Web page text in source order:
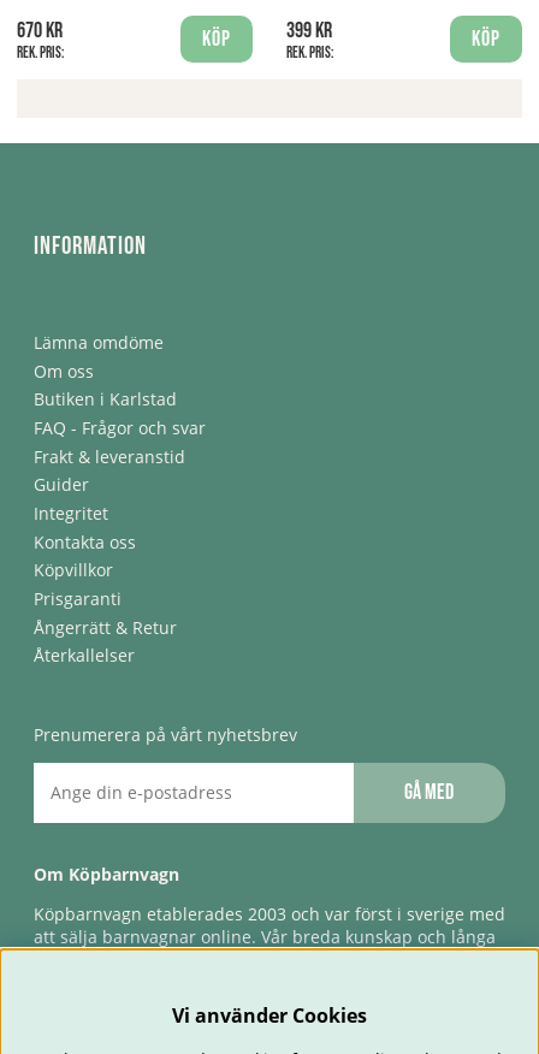
670 kr
Rek. pris:
Köp
399 kr
Rek. pris:
Köp
Information
Lämna omdöme
Om oss
Butiken i Karlstad
FAQ - Frågor och svar
Frakt & leveranstid
Guider
Integritet
Kontakta oss
Köpvillkor
Prisgaranti
Ångerrätt & Retur
Återkallelser
Prenumerera på vårt nyhetsbrev
Gå med
Om Köpbarnvagn
Köpbarnvagn etablerades 2003 och var först i sverige med
att sälja barnvagnar online. Vår breda kunskap och långa
förlossningsgaranti & förlängd ångerrätt.
Vi använder Cookies